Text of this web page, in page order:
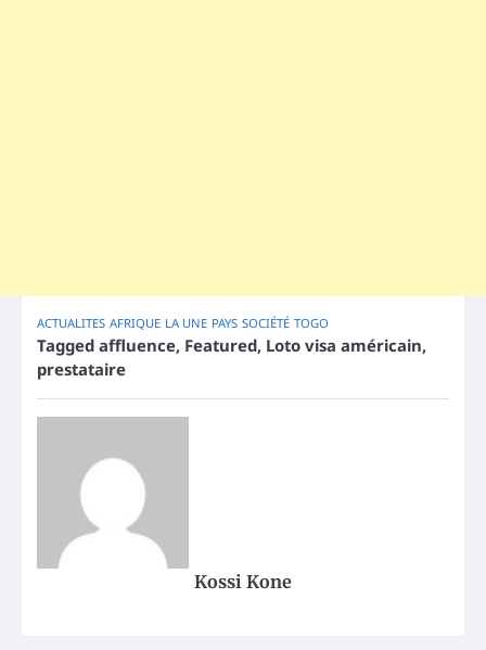
ACTUALITES AFRIQUE LA UNE PAYS SOCIÉTÉ TOGO
Tagged affluence, Featured, Loto visa américain,
prestataire
Kossi Kone